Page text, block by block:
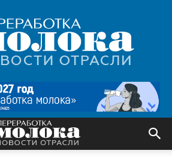
Переработка
молока
|
Новости